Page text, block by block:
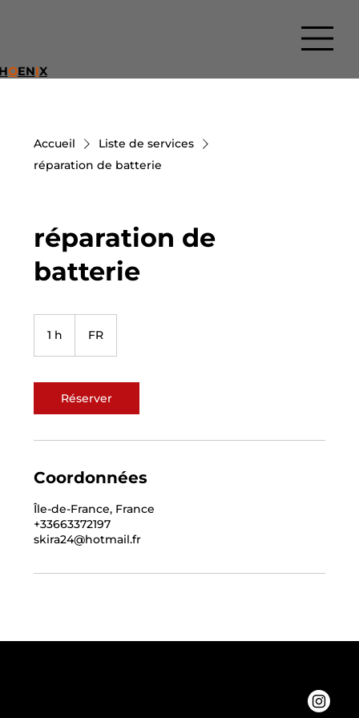
OENIX
Accueil
Liste de services
réparation de batterie
réparation de
batterie
1 h FR
Réserver
Coordonnées
Île-de-France, France
+33663372197
skira24@hotmail.fr